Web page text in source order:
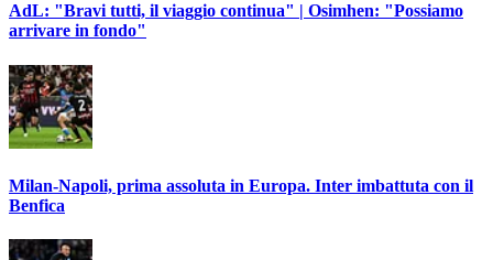
AdL: "Bravi tutti, il viaggio continua" | Osimhen: "Possiamo
arrivare in fondo"
Milan-Napoli, prima assoluta in Europa. Inter imbattuta con il
Benfica